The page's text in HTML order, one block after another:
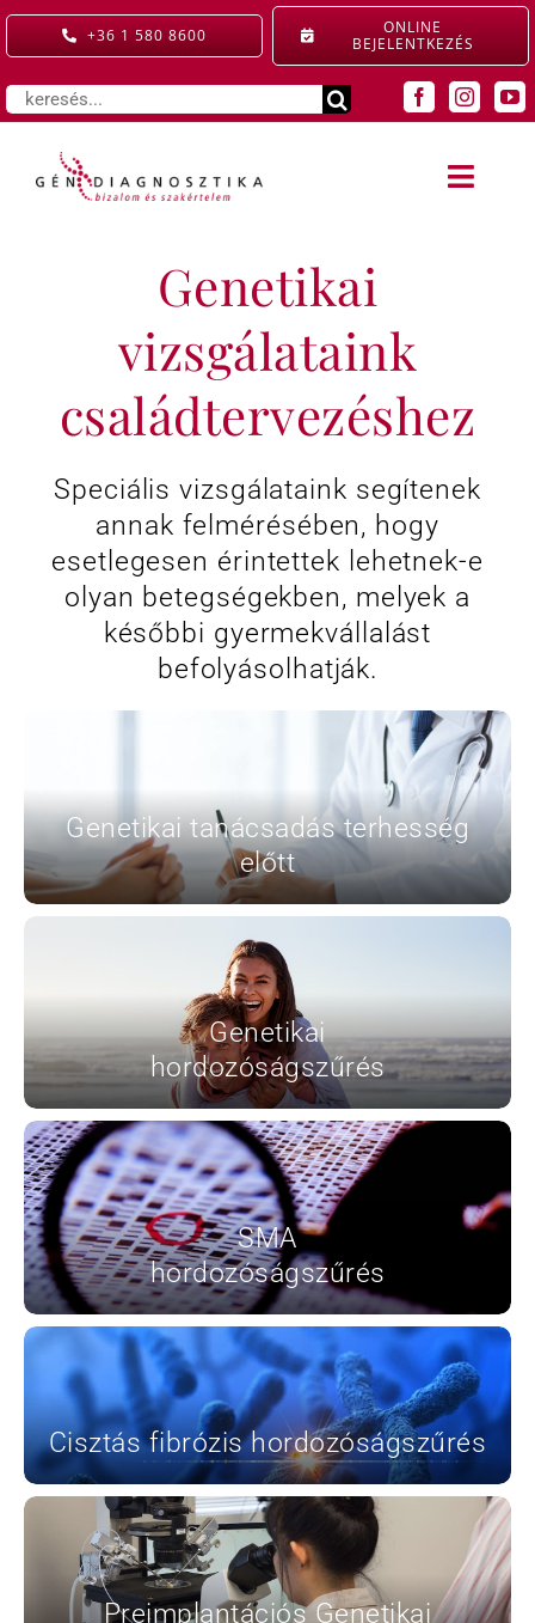
Kihagyás
+36 1 580 8600
ONLINE
BEJELENTKEZÉS
Keresés...
Toggle
KIEMELT ELLÁTÁS
GYERMEKRENDELŐ
RÓLUNK
KAPCSOLAT
Genetikai
vizsgálataink
családtervezéshez
Speciális vizsgálataink segítenek
annak felmérésében, hogy
esetlegesen érintettek lehetnek-e
olyan betegségekben, melyek a
későbbi gyermekvállalást
befolyásolhatják.
Genetikai tanácsadás terhesség
előtt
Genetikai
hordozóságszűrés
SMA
hordozóságszűrés
Cisztás fibrózis hordozóságszűrés
Preimplantációs Genetikai